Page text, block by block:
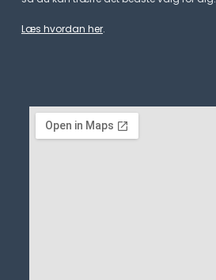
Læs hvordan her.